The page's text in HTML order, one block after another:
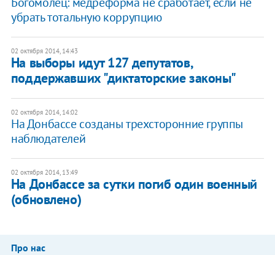
убрать тотальную коррупцию
02 октября 2014, 14:43
На выборы идут 127 депутатов,
поддержавших "диктаторские законы"
02 октября 2014, 14:02
На Донбассе созданы трехсторонние группы
наблюдателей
02 октября 2014, 13:49
На Донбассе за сутки погиб один военный
(обновлено)
Про нас